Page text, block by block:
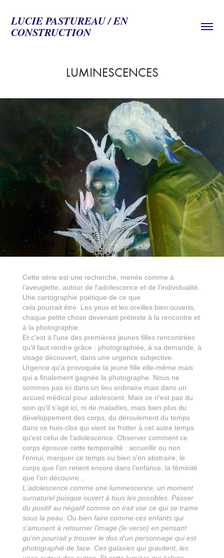
LUCIE PASTUREAU / EN
CONSTRUCTION
LUMINESCENCES
Cette série est une recherche, menée comme à
l'aveuglette, autour de l'adolescence et de l'individualité.
Une cartographie poétique de ce que
cela pourrait être. Les yeux et les oreilles bien ouverts,
chaque petite chose devenant prétexte à la rencontre et
à la photographie.
Et c'est à l'une des premières jeunes filles rencontrées
qu'il faut rendre grâce : photographiée, à sa demande, à
visage découvert, dans une urgence subjective.
Urgence qu'a provoquée la jeune fille elle-même mais
qui a finalement gagnée la photographe. Nous ne
sommes pas ici dans un lieu ordinaire mais dans un
accueil médical pour adolescent. Mais ce n'est pas du
soin qu'il s'agit ici, ni de maladies, mais bien plus du
développement des corps, du déroulement du temps
dans ce huis-clos qui vient se frotter à cet autre temps
qu'est celui de l'adolescence. Observer comment ce
corps éprouve cette temporalité : accueillir ou non
l'ennui, marquer ce temps ou bien s'en abstraire, le
corps que l'on retient encore dans l'enfance, la féminité
que l'on découvre...
L'adolescence comme une luminescence, un moment
surnaturel puisque ouvert à tous les possibles. Passer
du positif au négatif comme on irait voir ce qui se trame
sous la peau. Ou bien faire comme ces enfants qui
s'amusent à retourner l'image (le verso) en pensant
qu'on pourrait y trouver le dos d'un personnage qui est
photographié de face. Ces galaxies qui gravitent, les